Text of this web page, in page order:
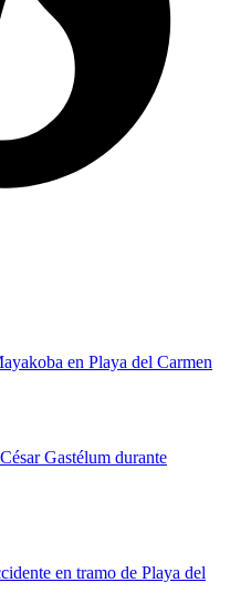
en Playa del Carmen
Gastélum durante
en tramo de Playa del